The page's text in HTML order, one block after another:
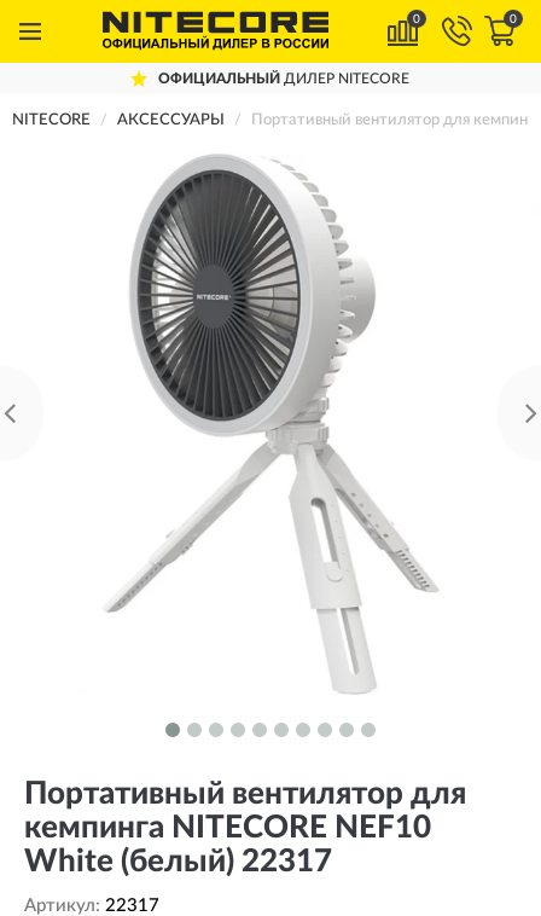
0 0
ОФИЦИАЛЬНЫЙ ДИЛЕР NITECORE
NITECORE АКСЕССУАРЫ Портативный вентилятор для
Портативный вентилятор для
кемпинга NITECORE NEF10
White (белый) 22317
Артикул: 22317